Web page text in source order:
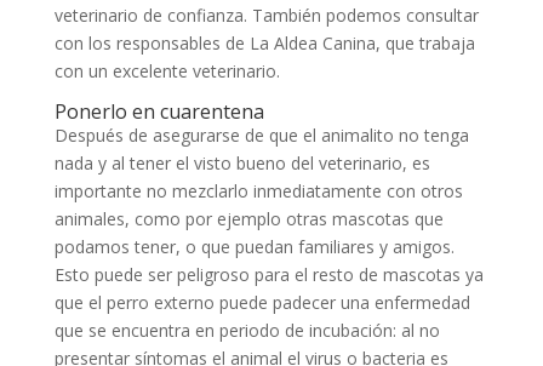
veterinario de confianza. También podemos consultar
con los responsables de La Aldea Canina, que trabaja
con un excelente veterinario.
Ponerlo en cuarentena
Después de asegurarse de que el animalito no tenga
nada y al tener el visto bueno del veterinario, es
importante no mezclarlo inmediatamente con otros
animales, como por ejemplo otras mascotas que
podamos tener, o que puedan familiares y amigos.
Esto puede ser peligroso para el resto de mascotas ya
que el perro externo puede padecer una enfermedad
que se encuentra en periodo de incubación: al no
presentar síntomas el animal el virus o bacteria es